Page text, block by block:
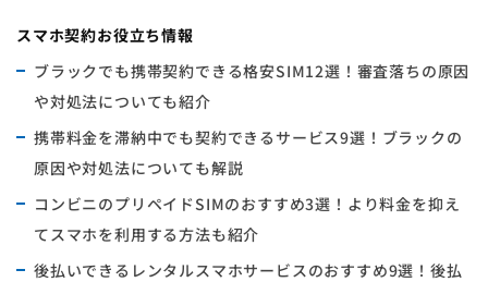
スマホ契約お役立ち情報
ブラックでも携帯契約できる格安SIM12選！審査落ちの原因
や対処法についても紹介
携帯料金を滞納中でも契約できるサービス9選！ブラックの
原因や対処法についても解説
コンビニのプリペイドSIMのおすすめ3選！より料金を抑え
てスマホを利用する方法も紹介
後払いできるレンタルスマホサービスのおすすめ9選！後払